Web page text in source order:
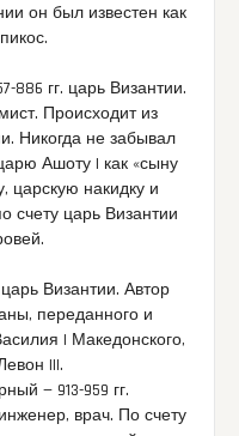
он был известен как
гг. царь Византии.
Происходит из
Никогда не забывал
Ашоту I как «сыну
царскую накидку и
счету царь Византии
Византии. Автор
переданного и
I Македонского,
III.
— 913-959 гг.
врач. По счету